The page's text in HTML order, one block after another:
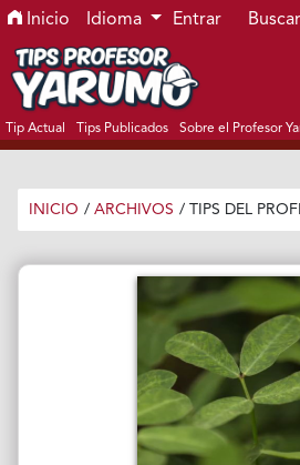
Ir al menú de navegación principal
Ir al contenido principal
Ir al pie de página del sitio
Inicio Idioma Entrar Buscar
Tip Actual Tips Publicados Sobre el Profesor
INICIO / ARCHIVOS / TIPS DEL